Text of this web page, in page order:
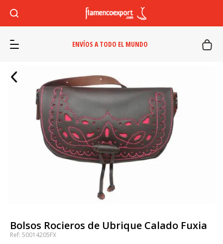
ENVÍOS A TODO EL MUNDO
Bolsos Rocieros de Ubrique Calado Fuxia
Ref: 50014205FX